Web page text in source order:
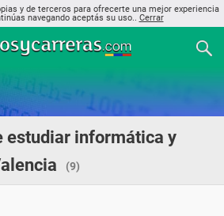
y de terceros para ofrecerte una mejor experiencia
navegando aceptás su uso.. Cerrar
estudiar informática y
(9)